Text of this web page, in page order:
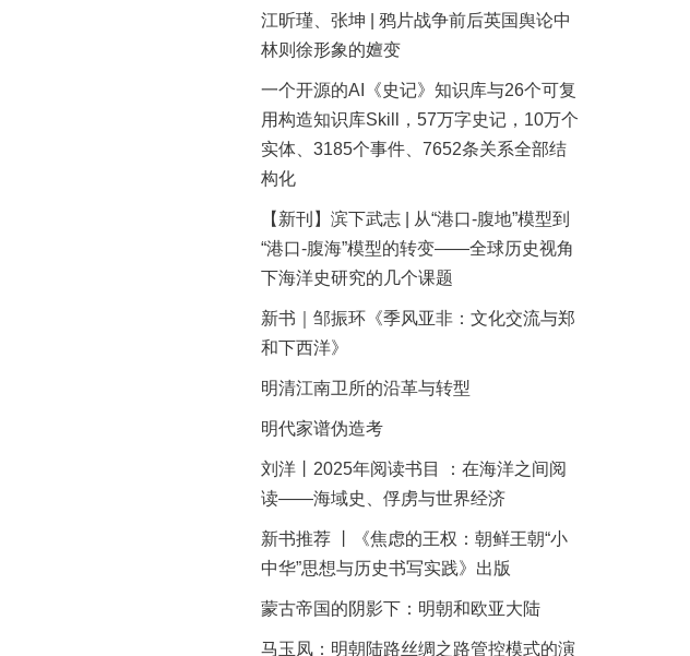
江昕瑾、张坤 | 鸦片战争前后英国舆论中
林则徐形象的嬗变
一个开源的AI《史记》知识库与26个可复
用构造知识库Skill，57万字史记，10万个
实体、3185个事件、7652条关系全部结
构化
【新刊】滨下武志 | 从“港口-腹地”模型到
“港口-腹海”模型的转变——全球历史视角
下海洋史研究的几个课题
新书｜邹振环《季风亚非：文化交流与郑
和下西洋》
明清江南卫所的沿革与转型
明代家谱伪造考
刘洋丨2025年阅读书目 ：在海洋之间阅
读——海域史、俘虏与世界经济
新书推荐 丨《焦虑的王权：朝鲜王朝“小
中华”思想与历史书写实践》出版
蒙古帝国的阴影下：明朝和欧亚大陆
马玉凤：明朝陆路丝绸之路管控模式的演